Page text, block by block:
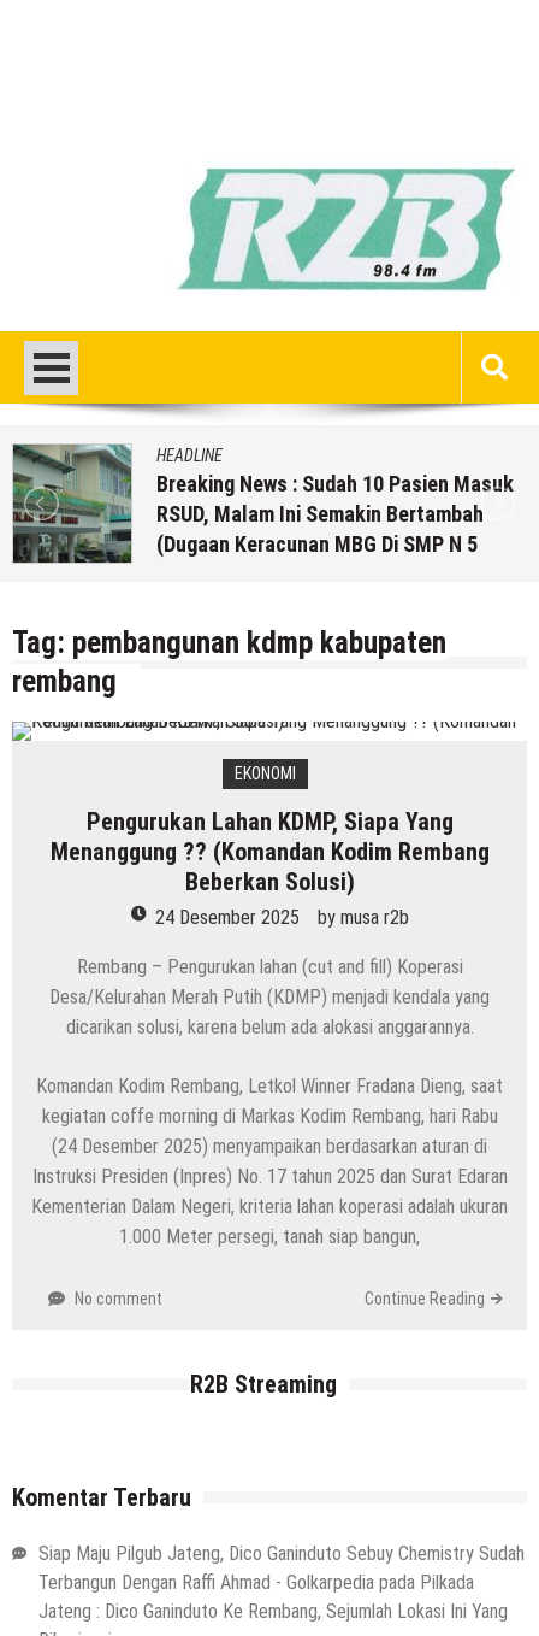
HEADLINE
Breaking News : Sudah 10 Pasien Masuk
RSUD, Malam Ini Semakin Bertambah
(Dugaan Keracunan MBG Di SMP N 5
Tag: pembangunan kdmp kabupaten
rembang
EKONOMI
Pengurukan Lahan KDMP, Siapa Yang
Menanggung ?? (Komandan Kodim Rembang
Beberkan Solusi)
24 Desember 2025 by musa r2b
Rembang – Pengurukan lahan (cut and fill) Koperasi
Desa/Kelurahan Merah Putih (KDMP) menjadi kendala yang
dicarikan solusi, karena belum ada alokasi anggarannya.
Komandan Kodim Rembang, Letkol Winner Fradana Dieng, saat
kegiatan coffe morning di Markas Kodim Rembang, hari Rabu
(24 Desember 2025) menyampaikan berdasarkan aturan di
Instruksi Presiden (Inpres) No. 17 tahun 2025 dan Surat Edaran
Kementerian Dalam Negeri, kriteria lahan koperasi adalah ukuran
1.000 Meter persegi, tanah siap bangun,
No comment Continue Reading
R2B Streaming
Komentar Terbaru
Siap Maju Pilgub Jateng, Dico Ganinduto Sebuy Chemistry Sudah
Terbangun Dengan Raffi Ahmad - Golkarpedia pada Pilkada
Jateng : Dico Ganinduto Ke Rembang, Sejumlah Lokasi Ini Yang